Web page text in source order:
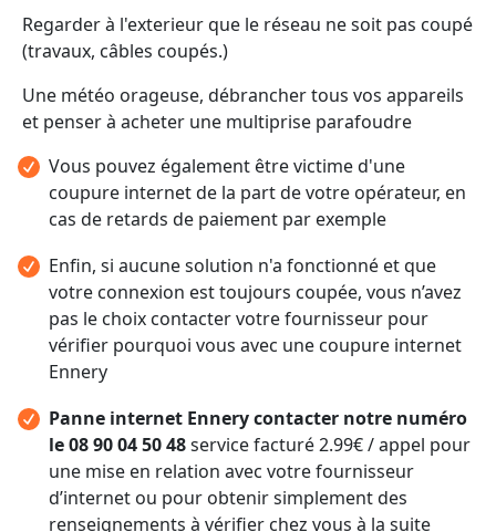
Regarder à l'exterieur que le réseau ne soit pas coupé
(travaux, câbles coupés.)
Une météo orageuse, débrancher tous vos appareils
et penser à acheter une multiprise parafoudre
Vous pouvez également être victime d'une
coupure internet de la part de votre opérateur, en
cas de retards de paiement par exemple
Enfin, si aucune solution n'a fonctionné et que
votre connexion est toujours coupée, vous n’avez
pas le choix contacter votre fournisseur pour
vérifier pourquoi vous avec une coupure internet
Ennery
Panne internet Ennery contacter notre numéro
le 08 90 04 50 48service facturé 2.99€ / appel pour
une mise en relation avec votre fournisseur
d’internet ou pour obtenir simplement des
renseignements à vérifier chez vous à la suite